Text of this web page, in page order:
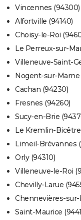
Vincennes (94300)
Alfortville (94140)
Choisy-le-Roi
Le Perreux-sur-
Villeneuve-Saint-
Nogent-sur-Marne
Cachan (94230)
Fresnes (94260)
Sucy-en-Brie
Le Kremlin-
Limeil-Brévannes
Orly (94310)
Villeneuve-le-Roi
Chevilly-Larue
Chennevières-sur-
Saint-Maurice